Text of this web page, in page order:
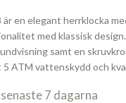
en elegant herrklocka
med klassisk
samt en
ATM vattenskydd och
7 dagarna